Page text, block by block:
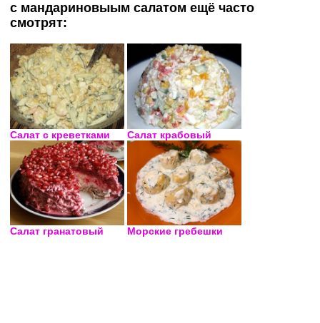
с мандариновыым салатом ещё часто
смотрят:
Салат с креветками Салат крабовый
Салат гранатовый Морские гребешки